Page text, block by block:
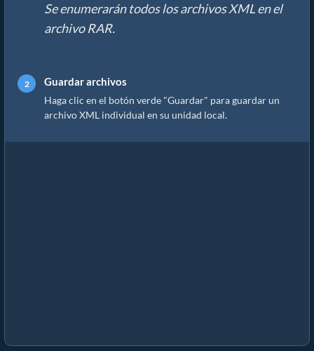
Se enumerarán todos los archivos XML en el
archivo RAR.
Guardar archivos
Haga clic en el botón verde "Guardar" para guardar un
archivo XML individual en su unidad local.